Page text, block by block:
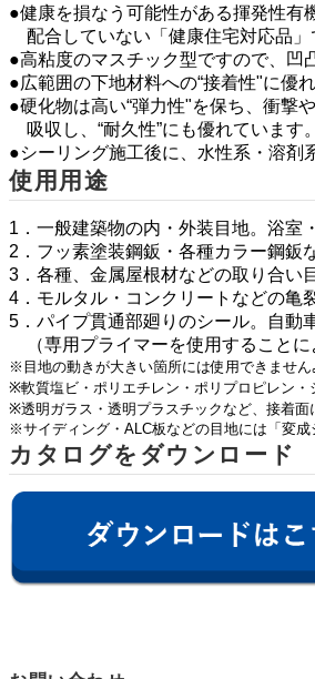
●健康を損なう可能性がある揮発性有
配合していない「健康住宅対応品」
●高粘度のマスチック型ですので、凹
●広範囲の下地材料への“接着性"に優
●硬化物は高い“弾力性"を保ち、衝撃
吸収し、“耐久性”にも優れています。
●シーリング施工後に、水性系・溶剤
使用用途
1 ． 一般建築物の内・外装目地。浴室
2 ．フッ素塗装鋼鈑・各種カラー鋼
3 ．各種、金属屋根材などの取り合い
4 ．モルタル・コンクリートなどの亀
5 ．パイプ貫通部廻りのシール。自
（専用プライマーを使用することに
※ 目地の動きが大きい箇所には使用できません｡
※軟質塩ビ・ポリエチレン・ポリプロピレン
※透明ガラス・透明プラスチックなど、接着面
※サイディング・ ALC板などの目地には「変成
カタログをダウンロード